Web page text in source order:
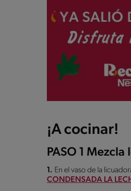
¡A cocinar!
PASO 1
1. En el vaso de la
CONDENSADA LA